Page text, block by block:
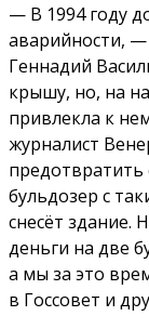
— В 1994 году
аварийности, —
Геннадий
крышу, но, на
привлекла к
журналист
предотвратить
бульдозер с
снесёт здание.
деньги на две
а мы за это
в Госсовет и